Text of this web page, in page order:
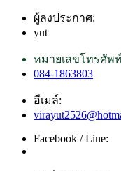
ผู้ลงประกาศ:
yut
หมายเลขโทรศัพ
084-1863803
อีเมล์:
Facebook / Line: